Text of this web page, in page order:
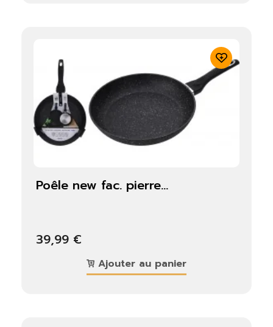
poêle new fac. pierre...
39,99 €
Ajouter au panier